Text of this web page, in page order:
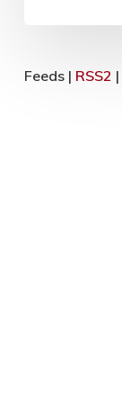
Feeds | RSS2 |